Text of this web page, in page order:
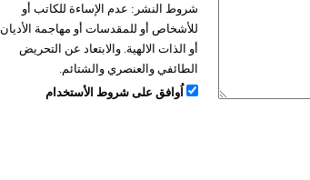
شروط النشر: عدم الإساءة للكاتب أو
للأشخاص أو للمقدسات أو مهاجمة الأديان
أو الذات الالهية. والابتعاد عن التحريض
الطائفي والعنصري والشتائم.
اُوافق على شروط الأستخدام